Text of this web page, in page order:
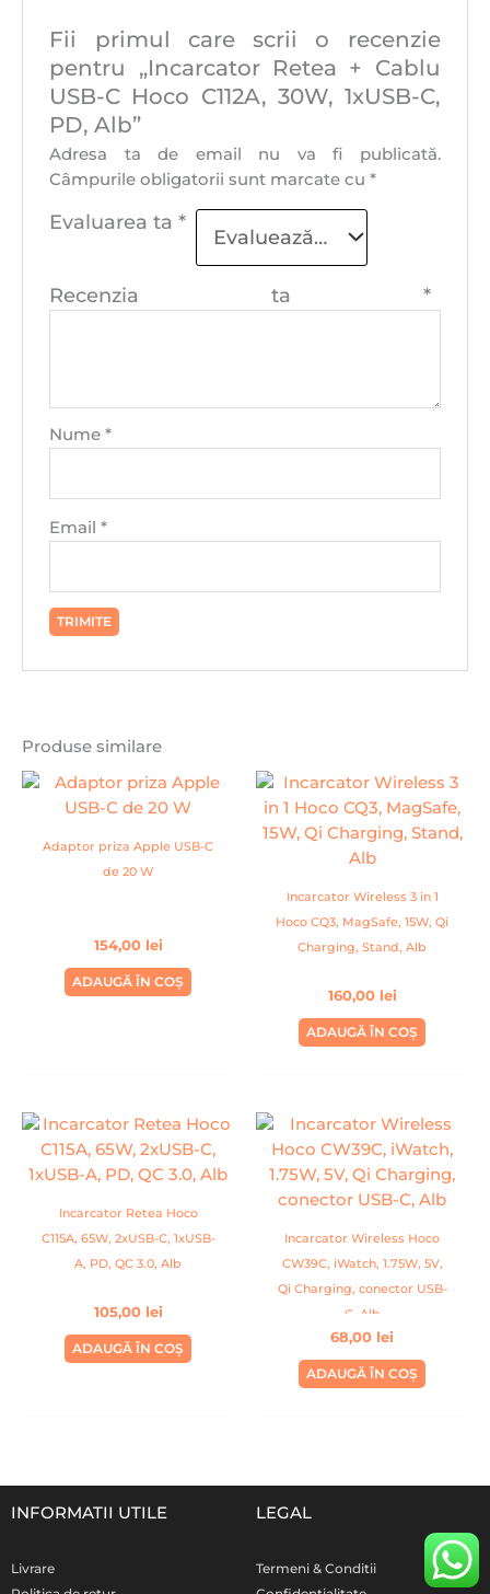
Fii primul care scrii o recenzie
pentru „Incarcator Retea + Cablu
USB-C Hoco C112A, 30W, 1xUSB-C,
PD, Alb”
Adresa ta de email nu va fi publicată.
Câmpurile obligatorii sunt marcate cu*
Evaluarea ta*
Recenzia ta *
Nume*
Email*
Produse similare
Adaptor priza Apple USB-C
de 20 W
154,00 lei
ADAUGĂ ÎN COȘ
Incarcator Wireless 3 in 1
Hoco CQ3, MagSafe, 15W, Qi
Charging, Stand, Alb
160,00 lei
ADAUGĂ ÎN COȘ
Incarcator Retea Hoco
C115A, 65W, 2xUSB-C, 1xUSB-
A, PD, QC 3.0, Alb
105,00 lei
ADAUGĂ ÎN COȘ
Incarcator Wireless Hoco
CW39C, iWatch, 1.75W, 5V,
Qi Charging, conector USB-
C, Alb
68,00 lei
ADAUGĂ ÎN COȘ
INFORMATII UTILE
Livrare
LEGAL
Termeni & Conditii